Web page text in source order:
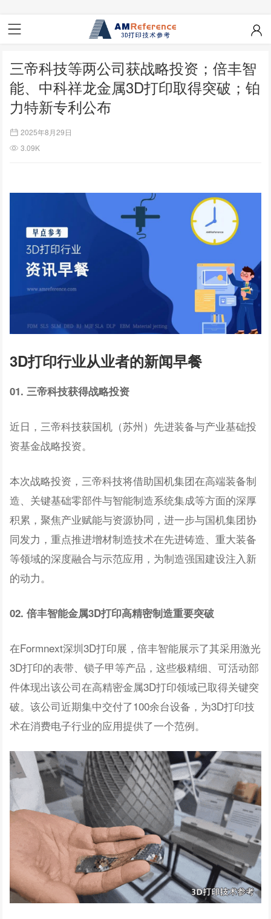
三帝科技等两公司获战略投资；倍丰智
能、中科祥龙金属3D打印取得突破；铂
力特新专利公布
2025年8月29日
3.09K
3D打印行业从业者的新闻早餐
01. 三帝科技获得战略投资
近日，三帝科技获国机（苏州）先进装备与产业基础投
资基金战略投资。
本次战略投资，三帝科技将借助国机集团在高端装备制
造、关键基础零部件与智能制造系统集成等方面的深厚
积累，聚焦产业赋能与资源协同，进一步与国机集团协
同发力，重点推进增材制造技术在先进铸造、重大装备
等领域的深度融合与示范应用，为制造强国建设注入新
的动力。
02. 倍丰智能金属3D打印高精密制造重要突破
在Formnext深圳3D打印展，倍丰智能展示了其采用激光
3D打印的表带、锁子甲等产品，这些极精细、可活动部
件体现出该公司在高精密金属3D打印领域已取得关键突
破。该公司近期集中交付了100余台设备，为3D打印技
术在消费电子行业的应用提供了一个范例。